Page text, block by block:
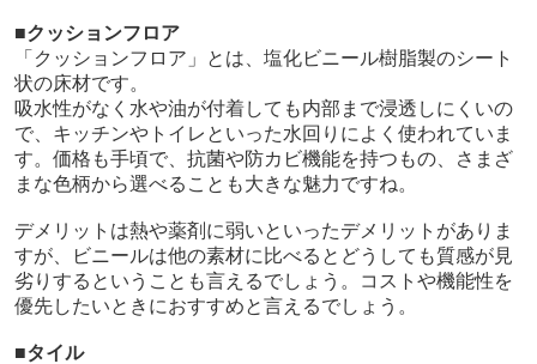
■クッションフロア
「クッションフロア」とは、塩化ビニール樹脂製のシート
状の床材です。
吸水性がなく水や油が付着しても内部まで浸透しにくいの
で、キッチンやトイレといった水回りによく使われていま
す。価格も手頃で、抗菌や防カビ機能を持つもの、さまざ
まな色柄から選べることも大きな魅力ですね。
デメリットは熱や薬剤に弱いといったデメリットがありま
すが、ビニールは他の素材に比べるとどうしても質感が見
劣りするということも言えるでしょう。コストや機能性を
優先したいときにおすすめと言えるでしょう。
■タイル